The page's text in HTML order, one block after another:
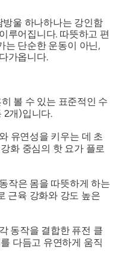
울 하나하나는 강인함
루어집니다. 따뜻하고 편
는 단순한 운동이 아닌,
가옵니다.
볼 수 있는 표준적인 수
2개)입니다.
유연성을 키우는 데 초
화 중심의 핫 요가 플로
작은 몸을 따뜻하게 하는
근육 강화와 강도 높은
동작을 결합한 퓨전 클
다듬고 유연하게 움직